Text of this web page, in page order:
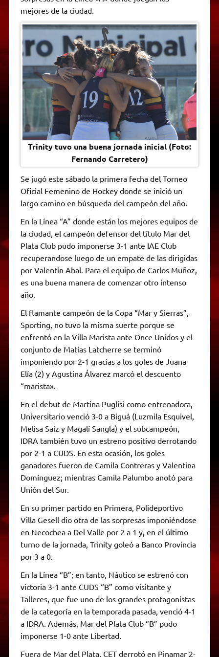
A
p
p
a
m
e
r
o
k
g
e
r
i
n
k
i
e
n
d
l
y
mejores de la ciudad.
Trinity tuvo una buena jornada inicial (Foto:
Fernando Carretero)
Se jugó este sábado la primera fecha del Torneo
Oficial Femenino de Hockey donde se inició un
largo camino en búsqueda del campeón del año.
En la Línea “A” donde están los mejores equipos de
la ciudad, el campeón defensor del título Mar del
Plata Club pudo imponerse 3-1 ante IAE Club
recuperandose luego de un empate de las dirigidas
por Valentín Abal. Para el equipo de Carlos Muñoz,
es una buena manera de comenzar otro intenso
año.
El flamante campeón de la Copa “Mar y Sierras”,
Sporting, no tuvo la misma suerte porque se
enfrentó en la Villa Marista ante Once Unidos y el
conjunto de Matías Latcherre se terminó
imponiendo por 2-1 gracias a los goles de Juana
Elía (2) y Agustina Álvarez marcó el descuento
“marista».
En el debut de Martina Puglisi como entrenadora,
Universitario venció 3-0 a Biguá (Luzmila Esquivel,
Melisa Saiz y Magalí Sangla) y el subcampeón,
IDRA también tuvo un estreno positivo derrotando
por 2-1 a CUDS. En esta ocasión, los goles
ganadores fueron de Camila Contreras y Valentina
Domínguez; mientras Camila Palumbo anotó para
Unión del Sur.
En su primer partido en Primera, Polideportivo
Villa Gesell dio otra de las sorpresas imponiéndose
en Necochea a Del Valle por 2 a 1 y, en el último
turno de la jornada, Trinity goleó a Banco Provincia
por 3 a 0.
En la Línea “B”; en tanto, Náutico se estrenó con
victoria 3-1 ante CUDS “B” como visitante y
Talleres, que fue uno de los grandes protagonistas
de la categoría en la temporada pasada, venció 4-1
a IDRA. Además, Mar del Plata Club “B” pudo
imponerse 1-0 ante Libertad.
Fuera de Mar del Plata, CET derrotó en Pinamar 2-